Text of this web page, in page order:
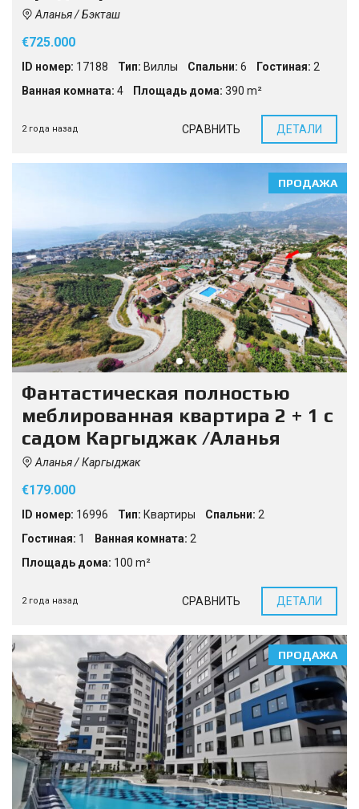
Аланья / Бэкташ
€725.000
ID номер: 17188 Тип: Виллы Спальни: 6 Гостиная: 2
Ванная комната: 4 Площадь дома: 390 m²
2 года назад СРАВНИТЬ ДЕТАЛИ
ПРОДАЖА
Фантастическая полностью
меблированная квартира 2 + 1 с
садом Каргыджак /Аланья
Аланья / Каргыджак
€179.000
ID номер: 16996 Тип: Квартиры Спальни: 2
Гостиная: 1 Ванная комната: 2
Площадь дома: 100 m²
2 года назад СРАВНИТЬ ДЕТАЛИ
ПРОДАЖА